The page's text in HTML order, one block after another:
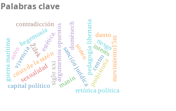
Palabras clave
sexualidad argumentos opuestos domènech
crisis de la razón
Žižek
hegemonía
estética.
sanción jurídica
siglo xxi pedagogía libertaria
contradicción
interés
poshistoria
manin
capital político
vivencia
astro sorteo riesgo
centro
retórica política
movimiento15m
danto
guerra marítima